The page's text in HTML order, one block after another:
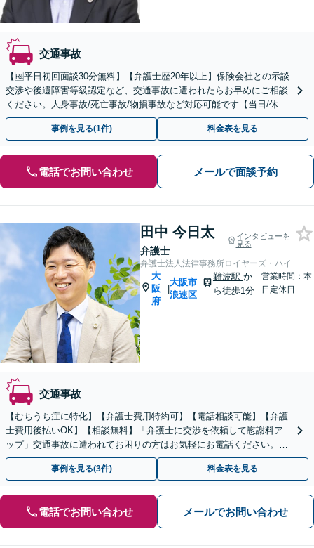
交通事故
【🆓平日初回面談30分無料】【弁護士歴20年以上】保険会社との示談
交渉や後遺障害等級認定など、交通事故に遭われたらお早めにご相談
ください。人身事故/死亡事故/物損事故など対応可能です【当日/休日/
夜間の面談可(事前予約制)】
事例を見る(1件) 料金表を見る
電話でお問い合わせ メールで面談予約
田中 今日太
弁護士
インタビューを
見る
弁護士法人法律事務所ロイヤーズ・ハイ
大
阪
府
|
大阪市
浪速区
難波駅 か
ら徒歩1分
営業時間：本
日定休日
交通事故
【むちうち症に特化】【弁護士費用特約可】【電話相談可能】【弁護
士費用後払いOK】【相談無料】「弁護士に交渉を依頼して慰謝料ア
ップ」交通事故に遭われてお困りの方はお気軽にお電話ください。
【当日・夜間・休日の相談可】
事例を見る(3件) 料金表を見る
電話でお問い合わせ メールでお問い合わせ